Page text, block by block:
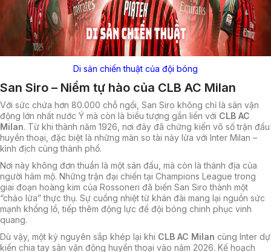
Di sản chiến thuật của đội bóng
San Siro – Niềm tự hào của CLB AC Milan
Với sức chứa hơn 80.000 chỗ ngồi, San Siro không chỉ là sân vận
động lớn nhất nước Ý mà còn là biểu tượng gắn liền với CLB AC
Milan. Từ khi thành năm 1926, nơi đây đã chứng kiến vô số trận đấu
huyền thoại, đặc biệt là những màn so tài nảy lửa với Inter Milan –
kình địch cùng thành phố.
Nơi này không đơn thuần là một sân đấu, mà còn là thánh địa của
người hâm mộ. Những trận đại chiến tại Champions League trong
giai đoạn hoàng kim của Rossoneri đã biến San Siro thành một
“chảo lửa” thực thụ. Sự cuồng nhiệt từ khán đài mang lại nguồn sức
mạnh khổng lồ, tiếp thêm động lực để đội bóng chinh phục vinh
quang.
Dù vậy, một kỷ nguyên sắp khép lại khi CLB AC Milan cùng Inter dự
kiến chia tay sân vận động huyền thoại vào năm 2026. Kế hoạch